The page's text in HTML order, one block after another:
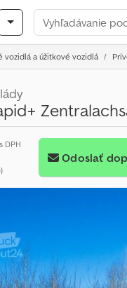
vozidlá a úžitkové vozidlá
DPH
Odoslať